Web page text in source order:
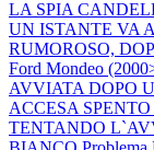
LA SPIA
UN ISTANTE VA
RUMOROSO,
Ford Mondeo
AVVIATA DOPO
ACCESA
TENTANDO